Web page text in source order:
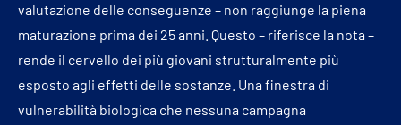
valutazione delle conseguenze – non raggiunge la piena
maturazione prima dei 25 anni. Questo – riferisce la nota –
rende il cervello dei più giovani strutturalmente più
esposto agli effetti delle sostanze. Una finestra di
vulnerabilità biologica che nessuna campagna